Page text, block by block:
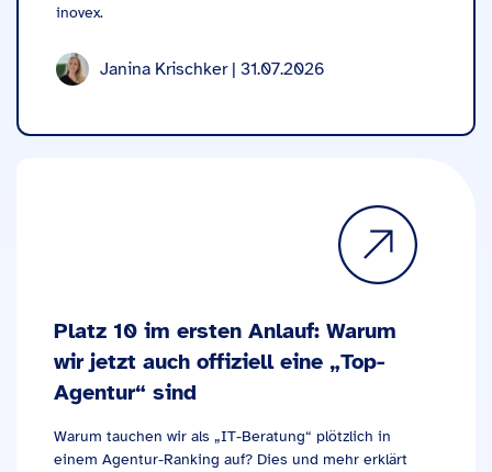
inovex.
Janina Krischker | 31.07.2026
Platz 10 im ersten Anlauf: Warum
wir jetzt auch offiziell eine „Top-
Agentur“ sind
Warum tauchen wir als „IT-Beratung“ plötzlich in
einem Agentur-Ranking auf? Dies und mehr erklärt